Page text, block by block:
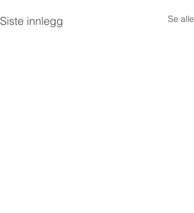
Siste innlegg Se alle